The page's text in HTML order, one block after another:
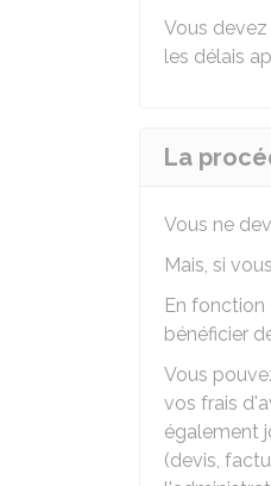
Vous
les délais
La
Vous ne
Mais, si
En
bénéficier
Vous
vos frais
également
(devis,